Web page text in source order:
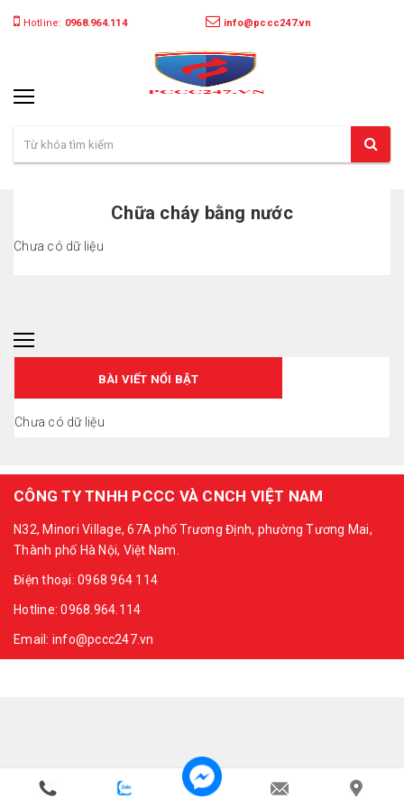
Hotline: 0968.964.114 info@pccc247.vn
Chữa cháy bằng nước
Chưa có dữ liệu
BÀI VIẾT NỔI BẬT
Chưa có dữ liệu
CÔNG TY TNHH PCCC VÀ CNCH VIỆT NAM
N32, Minori Village, 67A phố Trương Định, phường Tương Mai,
Thành phố Hà Nội, Việt Nam.
Điện thoại: 0968 964 114
Hotline: 0968.964.114
Email: info@pccc247.vn